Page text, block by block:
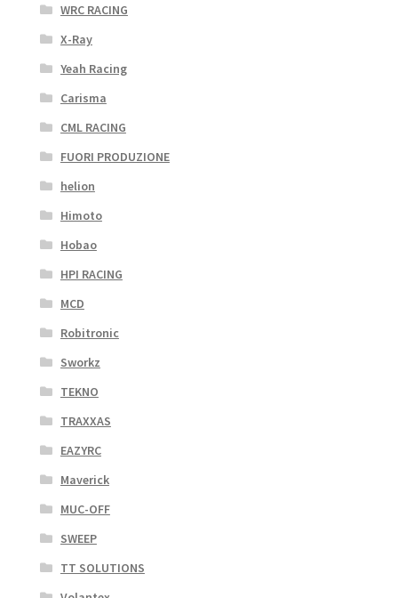
WRC RACING
X-Ray
Yeah Racing
Carisma
CML RACING
FUORI PRODUZIONE
helion
Himoto
Hobao
HPI RACING
MCD
Robitronic
Sworkz
TEKNO
TRAXXAS
EAZYRC
Maverick
MUC-OFF
SWEEP
TT SOLUTIONS